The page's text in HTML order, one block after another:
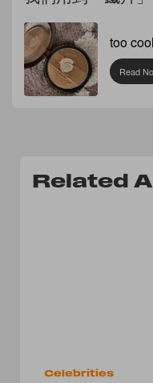
too
Read
Related
Celebrities